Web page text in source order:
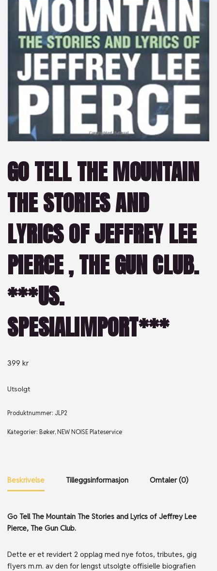
GO TELL THE MOUNTAIN
THE STORIES AND
LYRICS OF JEFFREY LEE
PIERCE , THE GUN CLUB.
***US.
SPESIALIMPORT***
399 kr
Utsolgt
Produktnummer: JLP2
Kategorier: Bøker, NEW NOISE Plateservice
Beskrivelse Tilleggsinformasjon Omtaler (0)
Go Tell The Mountain The Stories and Lyrics of Jeffrey Lee
Pierce, The Gun Club.
Dette er et revidert 2 opplag med nye fotos, tributes, gig
flyers m.m. av den for lengst utsolgte offisielle biografien